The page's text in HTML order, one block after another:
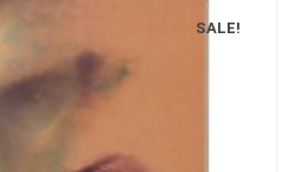
SALE!